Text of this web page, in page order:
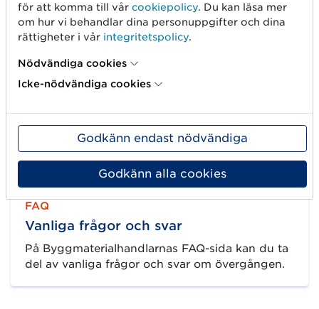
Webinar – On Demand
GTIN & hierarkier
På det här webinariet gick vi igenom strukturen
för, och nyttorna, med GTIN (Global Trade Item
olika nivåer i en artikelhierarki.
FAQ
Vanliga frågor och svar
På Byggmaterialhandlarnas FAQ-sida kan du ta
del av vanliga frågor och svar om övergången.
för att komma till vår cookiepolicy. Du kan läsa mer
om hur vi behandlar dina personuppgifter och dina
rättigheter i vår integritetspolicy.
Nödvändiga cookies
Icke-nödvändiga cookies
Godkänn endast nödvändiga
Godkänn alla cookies